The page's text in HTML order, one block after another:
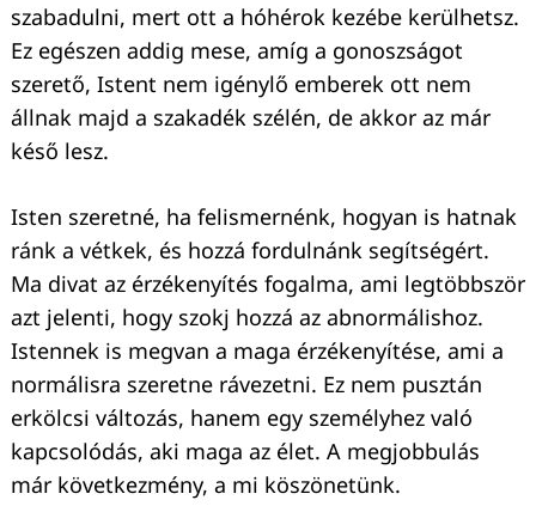
szabadulni, mert ott a hóhérok kezébe kerülhetsz.
Ez egészen addig mese, amíg a gonoszságot
szerető, Istent nem igénylő emberek ott nem
állnak majd a szakadék szélén, de akkor az már
késő lesz.
Isten szeretné, ha felismernénk, hogyan is hatnak
ránk a vétkek, és hozzá fordulnánk segítségért.
Ma divat az érzékenyítés fogalma, ami legtöbbször
azt jelenti, hogy szokj hozzá az abnormálishoz.
Istennek is megvan a maga érzékenyítése, ami a
normálisra szeretne rávezetni. Ez nem pusztán
erkölcsi változás, hanem egy személyhez való
kapcsolódás, aki maga az élet. A megjobbulás
már következmény, a mi köszönetünk.